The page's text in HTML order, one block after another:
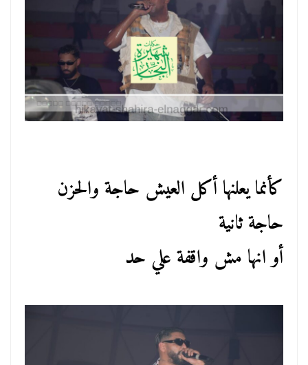
كأنما يعلنها أكل العيش حاجة والحزن
حاجة ثانية
أو انها مش واقفة علي حد